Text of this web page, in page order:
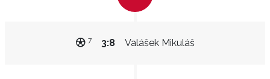
Valášek Mikuláš
3:8
7